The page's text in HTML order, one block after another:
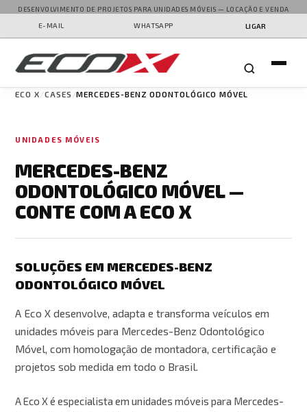
DESENVOLVIMENTO DE PROJETOS PARA UNIDADES MÓVEIS — LOCAÇÃO E VENDA
E-MAIL
WHATSAPP LIGAR
ECO X CASES MERCEDES-BENZ ODONTOLÓGICO MÓVEL
UNIDADES MÓVEIS
MERCEDES-BENZ
ODONTOLÓGICO MÓVEL —
CONTE COM A ECO X
SOLUÇÕES EM MERCEDES-BENZ
ODONTOLÓGICO MÓVEL
A Eco X desenvolve, adapta e transforma veículos em
unidades móveis para Mercedes-Benz Odontológico
Móvel, com homologação de montadora, certificação e
projetos sob medida em todo o Brasil.
A Eco X é especialista em unidades móveis para Mercedes-